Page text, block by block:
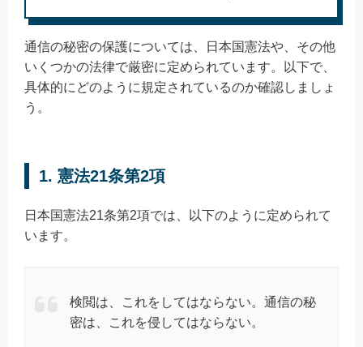
通信の秘密の保護については、日本国憲法や、その他
いくつかの法律で厳密に定められています。以下で、
具体的にどのように規定されているのか確認しましょ
う。
1. 憲法21条第2項
日本国憲法21条第2項では、以下のように定められて
います。
検閲は、これをしてはならない。通信の秘
密は、これを侵してはならない。